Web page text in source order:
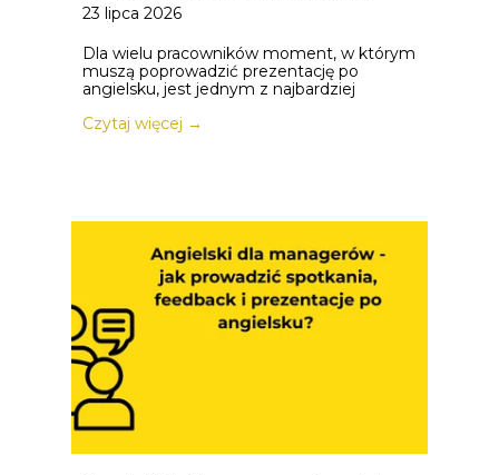
23 lipca 2026
Dla wielu pracowników moment, w którym
muszą poprowadzić prezentację po
angielsku, jest jednym z najbardziej
Czytaj więcej →